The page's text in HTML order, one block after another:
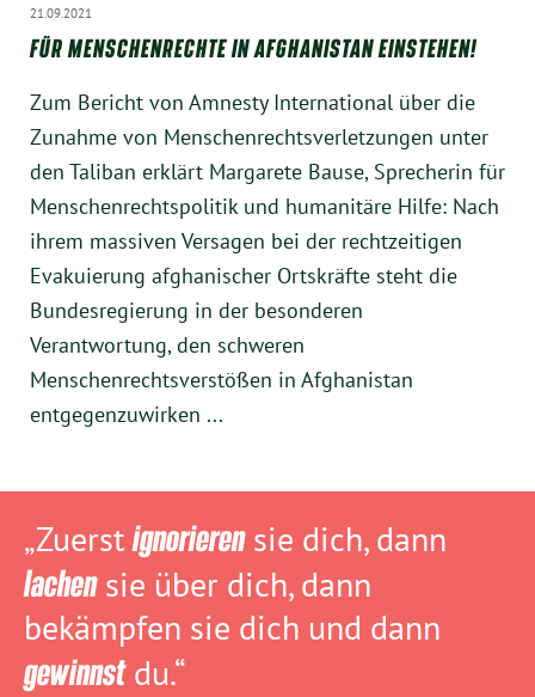
21.09.2021
FÜR MENSCHENRECHTE IN AFGHANISTAN EINSTEHEN!
Zum Bericht von Amnesty International über die
Zunahme von Menschenrechtsverletzungen unter
den Taliban erklärt Margarete Bause, Sprecherin für
Menschenrechtspolitik und humanitäre Hilfe: Nach
ihrem massiven Versagen bei der rechtzeitigen
Evakuierung afghanischer Ortskräfte steht die
Bundesregierung in der besonderen
Verantwortung, den schweren
Menschenrechtsverstößen in Afghanistan
entgegenzuwirken ...
„Zuerstignorierensie dich, dann
lachensie über dich, dann
bekämpfen sie dich und dann
gewinnstdu.“